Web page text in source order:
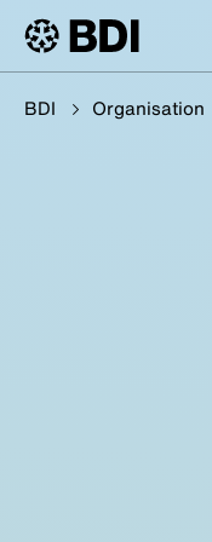
BDI Organisation